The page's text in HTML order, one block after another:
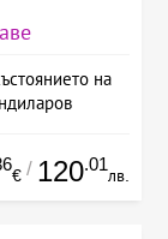
на
€ / 120.01
лв.